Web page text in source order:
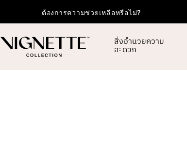
ต้องการความช่วยเหลือหรือไม่?
สิ่งอำนวยความ
สะดวก